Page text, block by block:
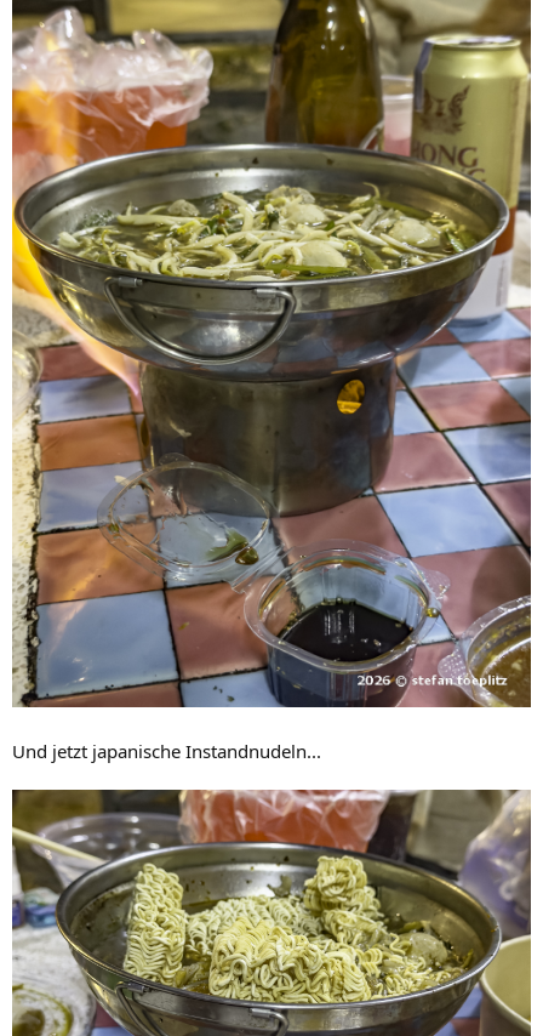
Und jetzt japanische Instandnudeln...